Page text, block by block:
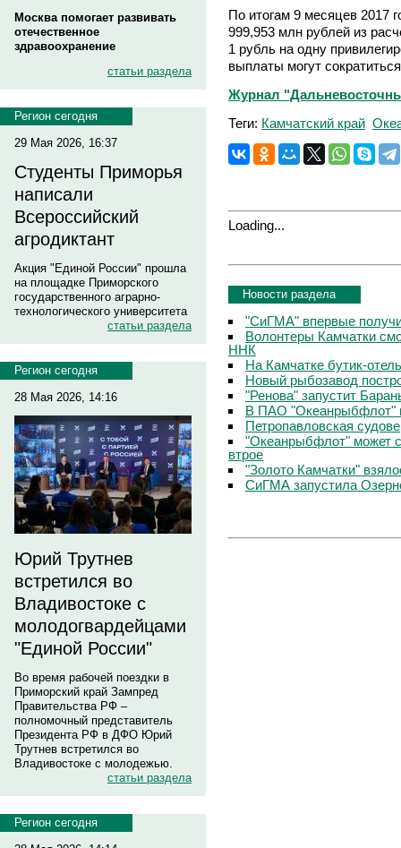
Москва помогает развивать
отечественное
здравоохранение
статьи раздела
Регион сегодня
29 Мая 2026, 16:37
Студенты Приморья
написали
Всероссийский
агродиктант
Акция "Единой России" прошла
на площадке Приморского
государственного аграрно-
технологического университета
статьи раздела
Регион сегодня
28 Мая 2026, 14:16
Юрий Трутнев
встретился во
Владивостоке с
молодогвардейцами
"Единой России"
Во время рабочей поездки в
Приморский край Зампред
Правительства РФ –
полномочный представитель
Президента РФ в ДФО Юрий
Трутнев встретился во
Владивостоке с молодежью.
статьи раздела
Регион сегодня
По итогам 9 месяцев 2017
999,953 млн рублей из
1 рубль на одну
выплаты могут
Журнал
Теги: Камчатский край
Loading...
Новости раздела
"СиГМА" впервые
Волонтеры Камчатки
ННК
На Камчатке бутик-
Новый рыбозавод
"Ренова" запустит
В ПАО "Океанрыбфлот"
Петропавловская
"Океанрыбфлот" может
втрое
"Золото Камчатки"
СиГМА запустила